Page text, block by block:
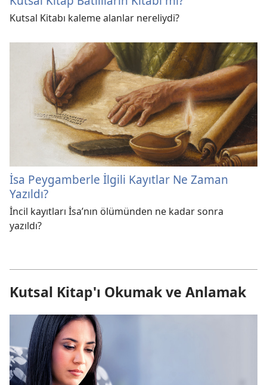
Kutsal Kitabı kaleme alanlar nereliydi?
İsa Peygamberle İlgili Kayıtlar Ne Zaman
Yazıldı?
İncil kayıtları İsa’nın ölümünden ne kadar sonra
yazıldı?
Kutsal Kitap'ı Okumak ve Anlamak